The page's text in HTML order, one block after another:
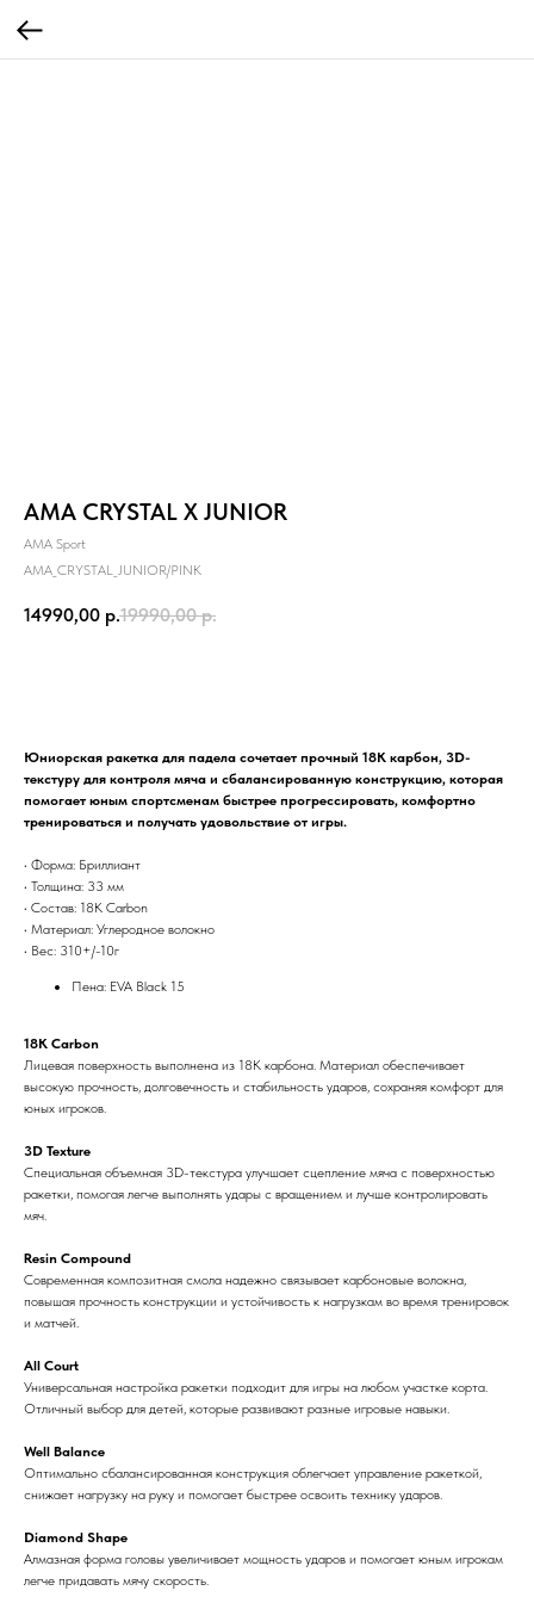
AMA CRYSTAL X JUNIOR
АМА Sport
AMA_CRYSTAL_JUNIOR/PINK
14990,00 р.19990,00 р.
Юниорская ракетка для падела сочетает прочный 18K карбон, 3D-
текстуру для контроля мяча и сбалансированную конструкцию, которая
помогает юным спортсменам быстрее прогрессировать, комфортно
тренироваться и получать удовольствие от игры.
• Форма: Бриллиант
• Толщина: 33 мм
• Состав: 18К Carbon
• Материал: Углеродное волокно
• Вес: 310+/-10г
Пена: EVA Black 15
18K Carbon
Лицевая поверхность выполнена из 18K карбона. Материал обеспечивает
высокую прочность, долговечность и стабильность ударов, сохраняя комфорт для
юных игроков.
3D Texture
Специальная объемная 3D-текстура улучшает сцепление мяча с поверхностью
ракетки, помогая легче выполнять удары с вращением и лучше контролировать
мяч.
Resin Compound
Современная композитная смола надежно связывает карбоновые волокна,
повышая прочность конструкции и устойчивость к нагрузкам во время тренировок
и матчей.
All Court
Универсальная настройка ракетки подходит для игры на любом участке корта.
Отличный выбор для детей, которые развивают разные игровые навыки.
Well Balance
Оптимально сбалансированная конструкция облегчает управление ракеткой,
снижает нагрузку на руку и помогает быстрее освоить технику ударов.
Diamond Shape
Алмазная форма головы увеличивает мощность ударов и помогает юным игрокам
легче придавать мячу скорость.